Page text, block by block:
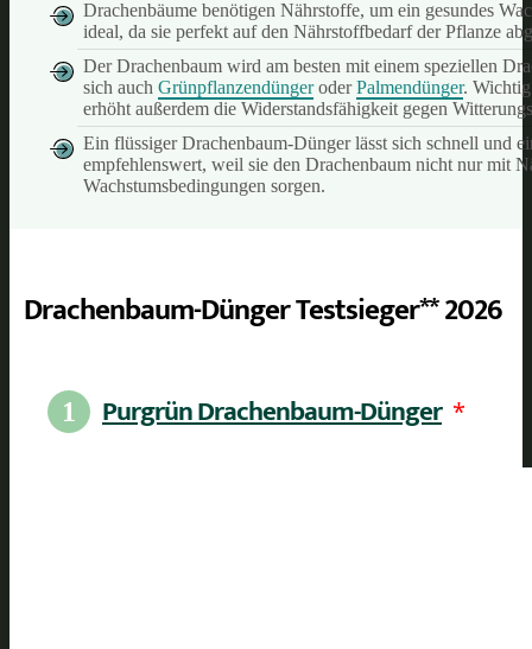
Drachenbäume benötigen Nährstoffe, um ein gesundes
ideal, da sie perfekt auf den Nährstoffbedarf der Pflanze
Der Drachenbaum wird am besten mit einem speziellen
sich auch GrünpflanzendüngeroderPalmendünger.
erhöht außerdem die Widerstandsfähigkeit gegen
Ein flüssiger Drachenbaum-Dünger lässt sich schnell und
empfehlenswert, weil sie den Drachenbaum nicht nur mit
Wachstumsbedingungen sorgen.
Drachenbaum-Dünger Testsieger** 2026
1 Purgrün Drachenbaum-Dünger *